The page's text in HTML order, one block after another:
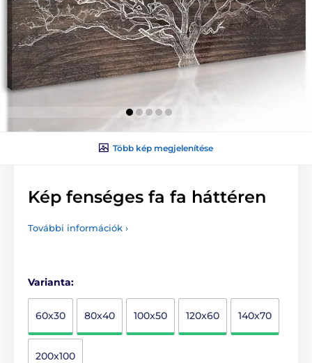
Több kép megjelenítése
Kép fenséges fa fa háttéren
További információk ›
Varianta:
60x30 80x40 100x50 120x60 140x70
200x100